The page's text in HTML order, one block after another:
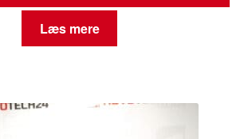
Læs mere